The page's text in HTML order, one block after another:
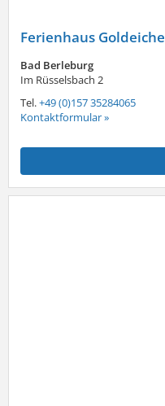
Ferienhaus Goldeiche
Bad Berleburg
Im Rüsselsbach 2
Tel.+49 (0)157 35284065
Kontaktformular »